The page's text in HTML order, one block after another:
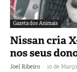
Gazeta dos Animais
Nissan cria
nos seus
Joel Ribeiro - 10 de